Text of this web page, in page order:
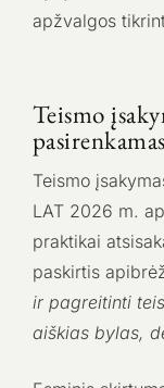
apžvalgos
Teismo
Teismo
LAT 2026 m.
praktikai
paskirtis
ir pagreitinti
aiškias bylas,